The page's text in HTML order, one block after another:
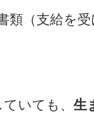
類（支給を
いても、 生